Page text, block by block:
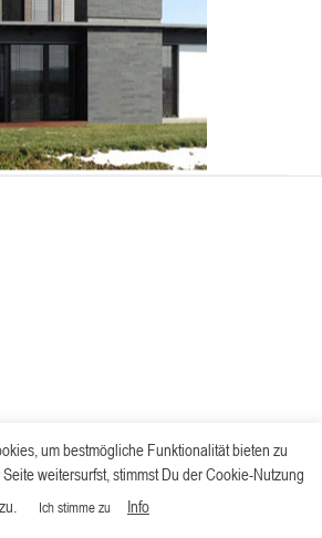
um bestmögliche Funktionalität bieten zu
weitersurfst, stimmst Du der Cookie-Nutzung
zu.
Ich stimme zu Info